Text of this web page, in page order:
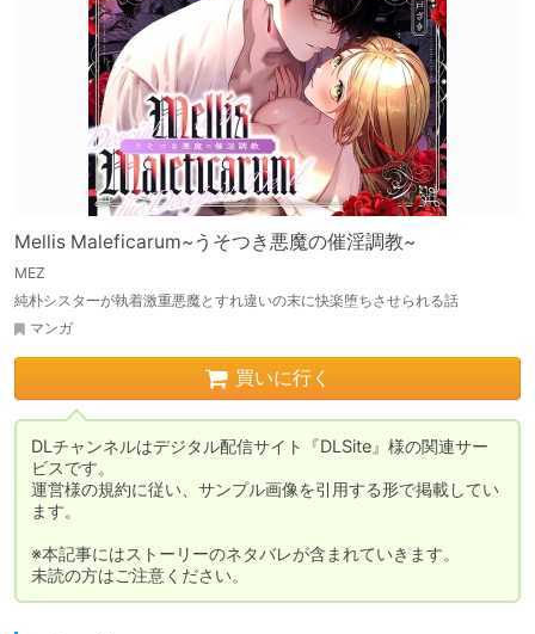
Mellis Maleficarum~うそつき悪魔の催淫調教~
MEZ
純朴シスターが執着激重悪魔とすれ違いの末に快楽堕ちさせられる話
マンガ
買いに行く
DLチャンネルはデジタル配信サイト『DLSite』様の関連サー
ビスです。
運営様の規約に従い、サンプル画像を引用する形で掲載してい
ます。
※本記事にはストーリーのネタバレが含まれていきます。
未読の方はご注意ください。